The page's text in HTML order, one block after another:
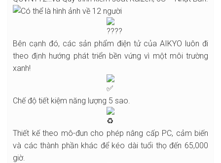
Bên cạnh đó, các sản phẩm điện tử của AIKYO luôn đi
theo định hướng phát triển bền vứng vì một môi trường
xanh!
Chế độ tiết kiệm năng lượng 5 sao.
Thiết kế theo mô-đun cho phép nâng cấp PC, cảm biến
và các thành phần khác để kéo dài tuổi thọ đến 65,000
giờ.